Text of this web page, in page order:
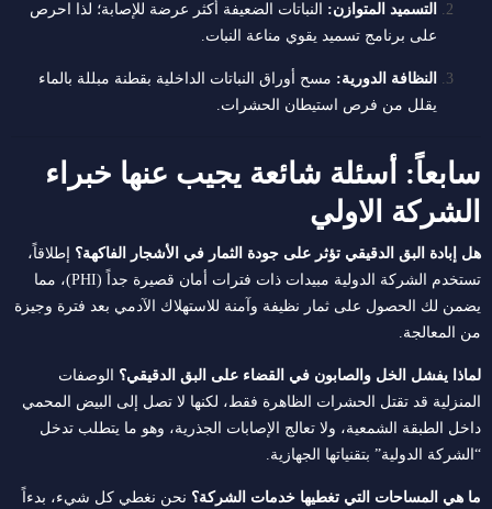
التسميد المتوازن: النباتات الضعيفة أكثر عرضة للإصابة؛ لذا احرص
على برنامج تسميد يقوي مناعة النبات.
النظافة الدورية: مسح أوراق النباتات الداخلية بقطنة مبللة بالماء
يقلل من فرص استيطان الحشرات.
سابعاً: أسئلة شائعة يجيب عنها خبراء
الشركة الاولي
هل إبادة البق الدقيقي تؤثر على جودة الثمار في الأشجار الفاكهة؟ إطلاقاً،
تستخدم الشركة الدولية مبيدات ذات فترات أمان قصيرة جداً (PHI)، مما
يضمن لك الحصول على ثمار نظيفة وآمنة للاستهلاك الآدمي بعد فترة وجيزة
من المعالجة.
لماذا يفشل الخل والصابون في القضاء على البق الدقيقي؟ الوصفات
المنزلية قد تقتل الحشرات الظاهرة فقط، لكنها لا تصل إلى البيض المحمي
داخل الطبقة الشمعية، ولا تعالج الإصابات الجذرية، وهو ما يتطلب تدخل
“الشركة الدولية” بتقنياتها الجهازية.
ما هي المساحات التي تغطيها خدمات الشركة؟ نحن نغطي كل شيء، بدءاً